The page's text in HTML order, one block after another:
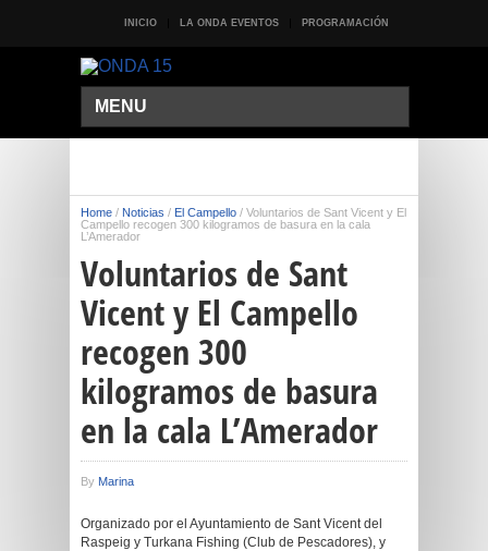
INICIO LA ONDA EVENTOS PROGRAMACIÓN
MENU
Home / Noticias / El Campello / Voluntarios de Sant Vicent y El
Campello recogen 300 kilogramos de basura en la cala
L’Amerador
Voluntarios de Sant
Vicent y El Campello
recogen 300
kilogramos de basura
en la cala L’Amerador
By Marina
Organizado por el Ayuntamiento de Sant Vicent del
Raspeig y Turkana Fishing (Club de Pescadores), y